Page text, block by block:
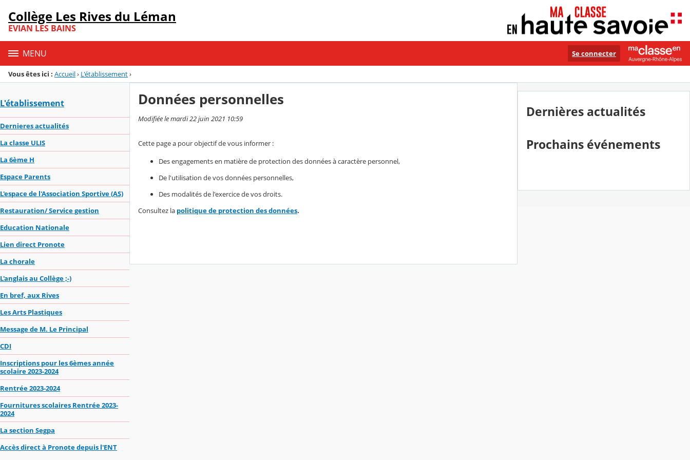
Menu de la rubrique
Contenu
Collège Les Rives du Léman
EVIAN LES BAINS
MENU Se connecter
Vous êtes ici : Accueil› L'établissement›
L'établissement
Dernieres actualités
La classe ULIS
La 6ème H
Espace Parents
L'espace de l'Association Sportive (AS)
Restauration/ Service gestion
Education Nationale
Lien direct Pronote
La chorale
L'anglais au Collège ;-)
En bref, aux Rives
Les Arts Plastiques
Message de M. Le Principal
CDI
Inscriptions pour les 6èmes année
scolaire 2023-2024
Rentrée 2023-2024
Fournitures scolaires Rentrée 2023-
2024
La section Segpa
Accès direct à Pronote depuis l'ENT
Données personnelles
Modifiée le mardi 22 juin 2021 10:59
Cette page a pour objectif de vous informer :
Des engagements en matière de protection des données à caractère personnel,
De l'utilisation de vos données personnelles,
Des modalités de l'exercice de vos droits.
Consultez la politique de protection des données.
Dernières actualités
Prochains événements